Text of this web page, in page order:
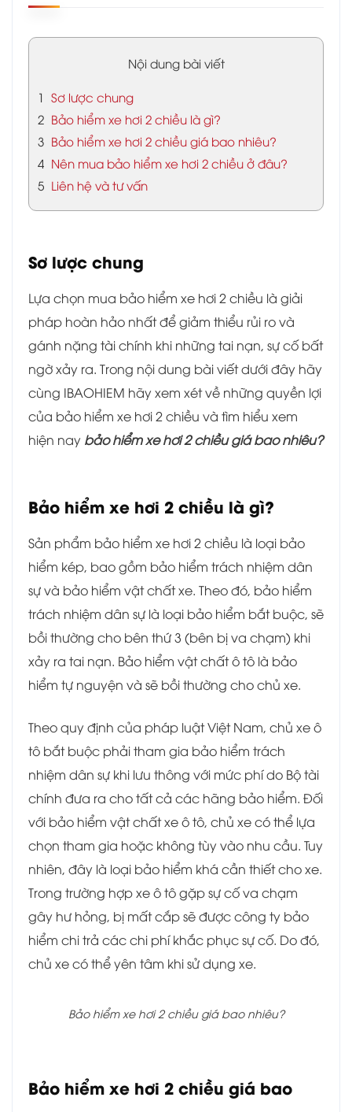
Nội dung bài viết
1 Sơ lược chung
2 Bảo hiểm xe hơi 2 chiều là gì?
3 Bảo hiểm xe hơi 2 chiều giá bao nhiêu?
4 Nên mua bảo hiểm xe hơi 2 chiều ở đâu?
5 Liên hệ và tư vấn
Sơ lược chung
Lựa chọn mua bảo hiểm xe hơi 2 chiều là giải
pháp hoàn hảo nhất để giảm thiểu rủi ro và
gánh nặng tài chính khi những tai nạn, sự cố bất
ngờ xảy ra. Trong nội dung bài viết dưới đây hãy
cùng IBAOHIEM hãy xem xét về những quyền lợi
của bảo hiểm xe hơi 2 chiều và tìm hiểu xem
hiện nay bảo hiểm xe hơi 2 chiều giá bao nhiêu?
Bảo hiểm xe hơi 2 chiều là gì?
Sản phẩm bảo hiểm xe hơi 2 chiều là loại bảo
hiểm kép, bao gồm bảo hiểm trách nhiệm dân
sự và bảo hiểm vật chất xe. Theo đó, bảo hiểm
trách nhiệm dân sự là loại bảo hiểm bắt buộc, sẽ
bồi thường cho bên thứ 3 (bên bị va chạm) khi
xảy ra tai nạn. Bảo hiểm vật chất ô tô là bảo
hiểm tự nguyện và sẽ bồi thường cho chủ xe.
Theo quy định của pháp luật Việt Nam, chủ xe ô
tô bắt buộc phải tham gia bảo hiểm trách
nhiệm dân sự khi lưu thông với mức phí do Bộ tài
chính đưa ra cho tất cả các hãng bảo hiểm. Đối
với bảo hiểm vật chất xe ô tô, chủ xe có thể lựa
chọn tham gia hoặc không tùy vào nhu cầu. Tuy
nhiên, đây là loại bảo hiểm khá cần thiết cho xe.
Trong trường hợp xe ô tô gặp sự cố va chạm
gây hư hỏng, bị mất cắp sẽ được công ty bảo
hiểm chi trả các chi phí khắc phục sự cố. Do đó,
chủ xe có thể yên tâm khi sử dụng xe.
Bảo hiểm xe hơi 2 chiều giá bao nhiêu?
Bảo hiểm xe hơi 2 chiều giá bao